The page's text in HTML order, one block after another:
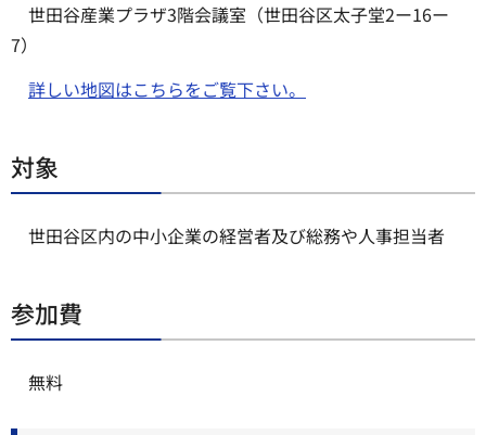
世田谷産業プラザ3階会議室（世田谷区太子堂2ー16ー
7）
詳しい地図はこちらをご覧下さい。
対象
世田谷区内の中小企業の経営者及び総務や人事担当者
参加費
無料